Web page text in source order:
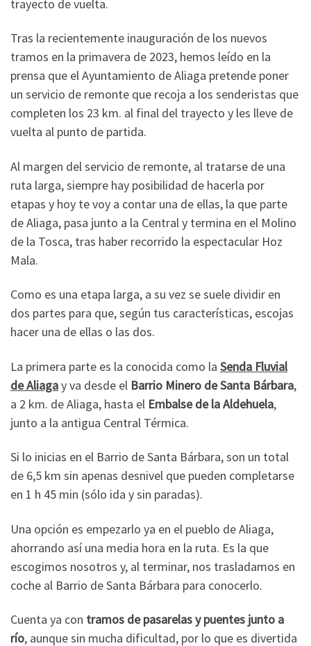
trayecto de vuelta.
Tras la recientemente inauguración de los nuevos
tramos en la primavera de 2023, hemos leído en la
prensa que el Ayuntamiento de Aliaga pretende poner
un servicio de remonte que recoja a los senderistas que
completen los 23 km. al final del trayecto y les lleve de
vuelta al punto de partida.
Al margen del servicio de remonte, al tratarse de una
ruta larga, siempre hay posibilidad de hacerla por
etapas y hoy te voy a contar una de ellas, la que parte
de Aliaga, pasa junto a la Central y termina en el Molino
de la Tosca, tras haber recorrido la espectacular Hoz
Mala.
Como es una etapa larga, a su vez se suele dividir en
dos partes para que, según tus características, escojas
hacer una de ellas o las dos.
La primera parte es la conocida como la Senda Fluvial
de Aliagay va desde el Barrio Minero de Santa Bárbara,
a 2 km. de Aliaga, hasta el Embalse de la Aldehuela,
junto a la antigua Central Térmica.
Si lo inicias en el Barrio de Santa Bárbara, son un total
de 6,5 km sin apenas desnivel que pueden completarse
en 1 h 45 min (sólo ida y sin paradas).
Una opción es empezarlo ya en el pueblo de Aliaga,
ahorrando así una media hora en la ruta. Es la que
escogimos nosotros y, al terminar, nos trasladamos en
coche al Barrio de Santa Bárbara para conocerlo.
Cuenta ya con tramos de pasarelas y puentes junto a
río, aunque sin mucha dificultad, por lo que es divertida